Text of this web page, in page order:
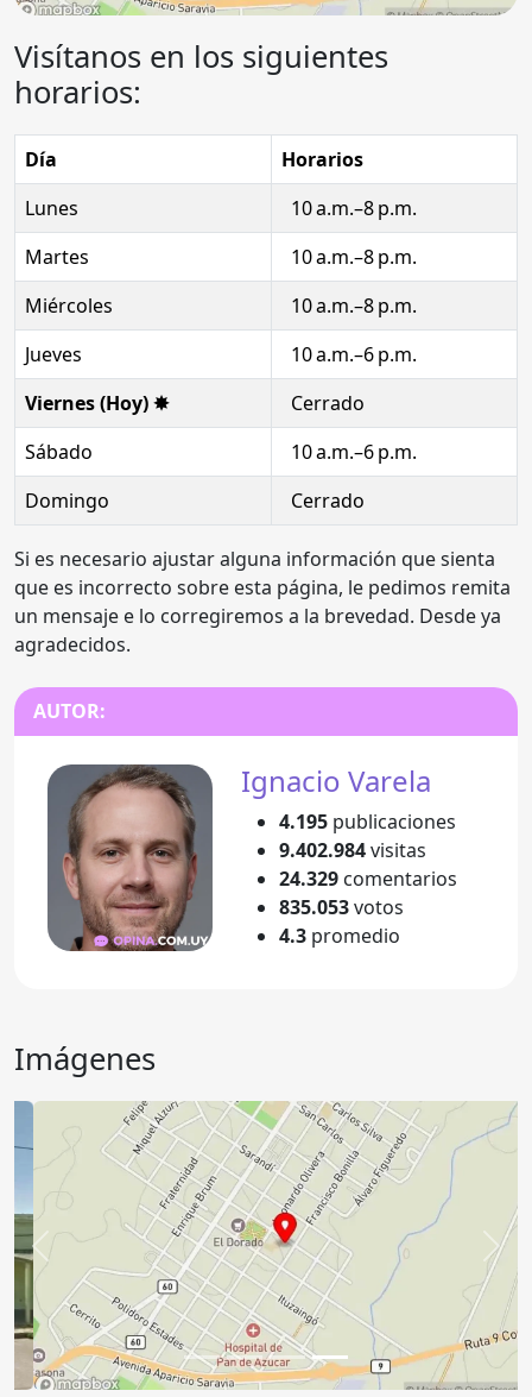
Visítanos en los siguientes
horarios:
Día
Horarios
Lunes
10 a.m.–8 p.m.
Martes
10 a.m.–8 p.m.
Miércoles
10 a.m.–8 p.m.
Jueves
10 a.m.–6 p.m.
Viernes (Hoy) ✸
Cerrado
Sábado
10 a.m.–6 p.m.
Domingo
Cerrado
Si es necesario ajustar alguna información que sienta
que es incorrecto sobre esta página, le pedimos remita
un mensaje e lo corregiremos a la brevedad. Desde ya
agradecidos.
AUTOR:
Ignacio Varela
4.195 publicaciones
9.402.984visitas
24.329 comentarios
835.053votos
4.3 promedio
Imágenes
Anterior